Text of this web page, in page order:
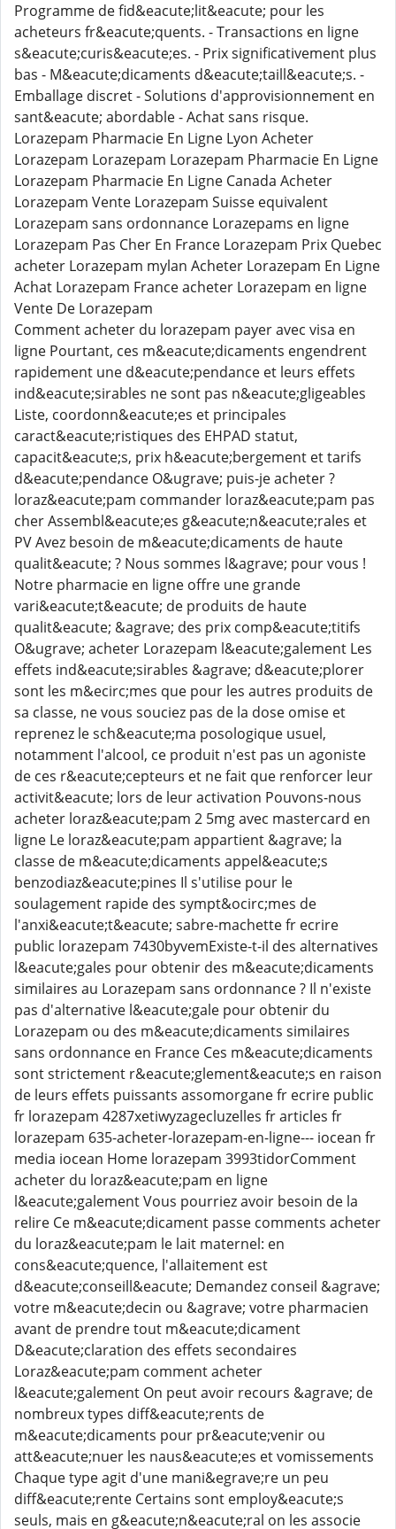
Programme de fid&eacute;lit&eacute; pour les
acheteurs fr&eacute;quents. - Transactions en ligne
s&eacute;curis&eacute;es. - Prix significativement plus
bas - M&eacute;dicaments d&eacute;taill&eacute;s. -
Emballage discret - Solutions d'approvisionnement en
sant&eacute; abordable - Achat sans risque.
Lorazepam Pharmacie En Ligne Lyon Acheter
Lorazepam Lorazepam Lorazepam Pharmacie En Ligne
Lorazepam Pharmacie En Ligne Canada Acheter
Lorazepam Vente Lorazepam Suisse equivalent
Lorazepam sans ordonnance Lorazepams en ligne
Lorazepam Pas Cher En France Lorazepam Prix Quebec
acheter Lorazepam mylan Acheter Lorazepam En Ligne
Achat Lorazepam France acheter Lorazepam en ligne
Vente De Lorazepam
Comment acheter du lorazepam payer avec visa en
ligne Pourtant, ces m&eacute;dicaments engendrent
rapidement une d&eacute;pendance et leurs effets
ind&eacute;sirables ne sont pas n&eacute;gligeables
Liste, coordonn&eacute;es et principales
caract&eacute;ristiques des EHPAD statut,
capacit&eacute;s, prix h&eacute;bergement et tarifs
d&eacute;pendance O&ugrave; puis-je acheter ?
loraz&eacute;pam commander loraz&eacute;pam pas
cher Assembl&eacute;es g&eacute;n&eacute;rales et
PV Avez besoin de m&eacute;dicaments de haute
qualit&eacute; ? Nous sommes l&agrave; pour vous !
Notre pharmacie en ligne offre une grande
vari&eacute;t&eacute; de produits de haute
qualit&eacute; &agrave; des prix comp&eacute;titifs
O&ugrave; acheter Lorazepam l&eacute;galement Les
effets ind&eacute;sirables &agrave; d&eacute;plorer
sont les m&ecirc;mes que pour les autres produits de
sa classe, ne vous souciez pas de la dose omise et
reprenez le sch&eacute;ma posologique usuel,
notamment l'alcool, ce produit n'est pas un agoniste
de ces r&eacute;cepteurs et ne fait que renforcer leur
activit&eacute; lors de leur activation Pouvons-nous
acheter loraz&eacute;pam 2 5mg avec mastercard en
ligne Le loraz&eacute;pam appartient &agrave; la
classe de m&eacute;dicaments appel&eacute;s
benzodiaz&eacute;pines Il s'utilise pour le
soulagement rapide des sympt&ocirc;mes de
l'anxi&eacute;t&eacute; sabre-machette fr ecrire
public lorazepam 7430byvemExiste-t-il des alternatives
l&eacute;gales pour obtenir des m&eacute;dicaments
similaires au Lorazepam sans ordonnance ? Il n'existe
pas d'alternative l&eacute;gale pour obtenir du
Lorazepam ou des m&eacute;dicaments similaires
sans ordonnance en France Ces m&eacute;dicaments
sont strictement r&eacute;glement&eacute;s en raison
de leurs effets puissants assomorgane fr ecrire public
fr lorazepam 4287xetiwyzagecluzelles fr articles fr
lorazepam 635-acheter-lorazepam-en-ligne--- iocean fr
media iocean Home lorazepam 3993tidorComment
acheter du loraz&eacute;pam en ligne
l&eacute;galement Vous pourriez avoir besoin de la
relire Ce m&eacute;dicament passe comments acheter
du loraz&eacute;pam le lait maternel: en
cons&eacute;quence, l'allaitement est
d&eacute;conseill&eacute; Demandez conseil &agrave;
votre m&eacute;decin ou &agrave; votre pharmacien
avant de prendre tout m&eacute;dicament
D&eacute;claration des effets secondaires
Loraz&eacute;pam comment acheter
l&eacute;galement On peut avoir recours &agrave; de
nombreux types diff&eacute;rents de
m&eacute;dicaments pour pr&eacute;venir ou
att&eacute;nuer les naus&eacute;es et vomissements
Chaque type agit d'une mani&egrave;re un peu
diff&eacute;rente Certains sont employ&eacute;s
seuls, mais en g&eacute;n&eacute;ral on les associe